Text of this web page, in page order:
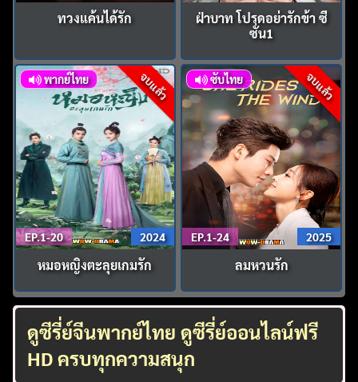
ทวงแค้นได้รัก
ฝ่าบาท โปรดอย่ารักข้า ซี
ซั่น1
จบแล้ว
พากย์ไทย
EP.1-20 2024
หมอหญิงตะลุยเกมรัก
จบแล้ว
ซับไทย
EP.1-24 2025
ลมหวนรัก
ดูซีรี่ย์จีนพากย์ไทย ดูซีรี่ย์ออนไลน์ฟรี
HD ครบทุกความสนุก